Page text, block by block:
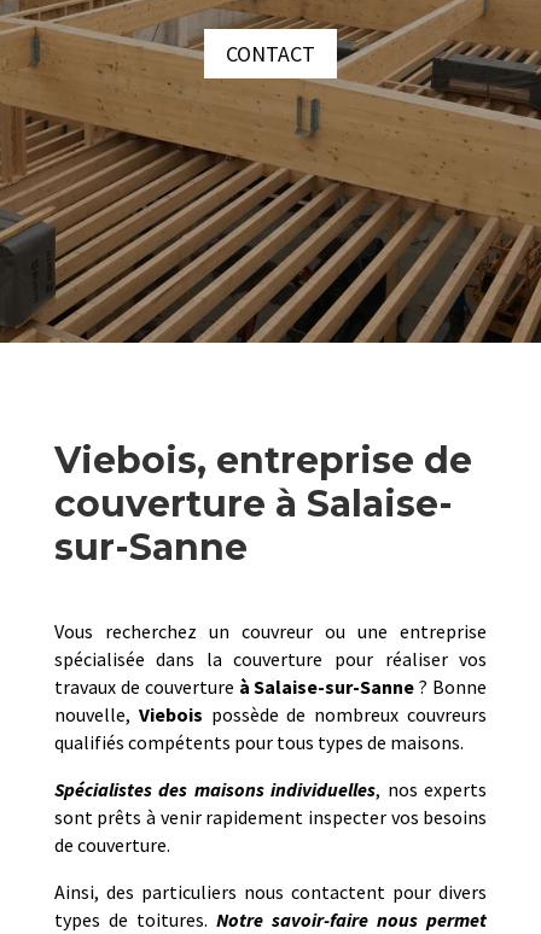
CONTACT
Viebois, entreprise de
couverture à Salaise-
sur-Sanne
Vous recherchez un couvreur ou une entreprise
spécialisée dans la couverture pour réaliser vos
travaux de couverture à Salaise-sur-Sanne ? Bonne
nouvelle, Viebois possède de nombreux couvreurs
qualifiés compétents pour tous types de maisons.
Spécialistes des maisons individuelles, nos experts
sont prêts à venir rapidement inspecter vos besoins
de couverture.
Ainsi, des particuliers nous contactent pour divers
types de toitures. Notre savoir-faire nous permet